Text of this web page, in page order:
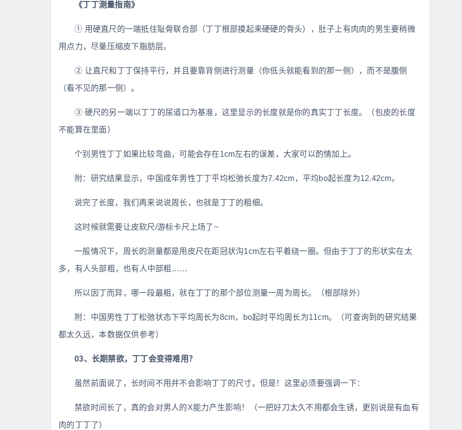
《丁丁测量指南》
① 用硬直尺的一端抵住耻骨联合部（丁丁根部摸起来硬硬的骨头），肚子上有肉肉的男生要稍微
用点力，尽量压缩皮下脂肪层。
② 让直尺和丁丁保持平行，并且要靠背侧进行测量（你低头就能看到的那一侧），而不是腹侧
（看不见的那一侧）。
③ 硬尺的另一端以丁丁的尿道口为基准，这里显示的长度就是你的真实丁丁长度。（包皮的长度
不能算在里面）
个别男性丁丁如果比较弯曲，可能会存在1cm左右的误差，大家可以酌情加上。
附：研究结果显示，中国成年男性丁丁平均松弛长度为7.42cm，平均bo起长度为12.42cm。
说完了长度，我们再来说说周长，也就是丁丁的粗细。
这时候就需要让皮软尺/游标卡尺上场了~
一般情况下，周长的测量都是用皮尺在距冠状沟1cm左右平着绕一圈。但由于丁丁的形状实在太
多，有人头部粗，也有人中部粗……
所以因丁而异，哪一段最粗，就在丁丁的那个部位测量一周为周长。（根部除外）
附：中国男性丁丁松弛状态下平均周长为8cm，bo起时平均周长为11cm。（可查询到的研究结果
都太久远，本数据仅供参考）
03、长期禁欲，丁丁会变得难用？
虽然前面说了，长时间不用并不会影响丁丁的尺寸。但是！这里必须要强调一下：
禁欲时间长了，真的会对男人的X能力产生影响！（一把好刀太久不用都会生锈，更别说是有血有
肉的丁丁了）